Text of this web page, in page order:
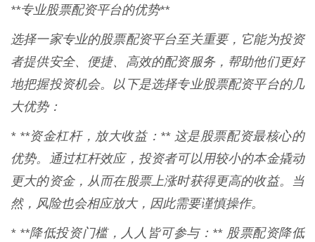
**专业股票配资平台的优势**
选择一家专业的股票配资平台至关重要，它能为投资
者提供安全、便捷、高效的配资服务，帮助他们更好
地把握投资机会。以下是选择专业股票配资平台的几
大优势：
* **资金杠杆，放大收益：** 这是股票配资最核心的
优势。通过杠杆效应，投资者可以用较小的本金撬动
更大的资金，从而在股票上涨时获得更高的收益。当
然，风险也会相应放大，因此需要谨慎操作。
* **降低投资门槛，人人皆可参与：** 股票配资降低